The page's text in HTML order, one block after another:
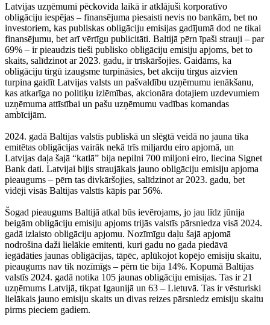
Latvijas uzņēmumi pēckovida laikā ir atklājuši korporatīvo
obligāciju iespējas – finansējuma piesaisti nevis no bankām, bet no
investoriem, kas publiskas obligāciju emisijas gadījumā dod ne tikai
finansējumu, bet arī vērtīgu publicitāti. Baltijā pērn īpaši strauji – par
69% – ir pieaudzis tieši publisko obligāciju emisiju apjoms, bet to
skaits, salīdzinot ar 2023. gadu, ir trīskāršojies. Gaidāms, ka
obligāciju tirgū izaugsme turpināsies, bet akciju tirgus aizvien
turpina gaidīt Latvijas valsts un pašvaldību uzņēmumu ienākšanu,
kas atkarīga no politiķu izlēmības, akcionāra dotajiem uzdevumiem
uzņēmuma attīstībai un pašu uzņēmumu vadības komandas
ambīcijām.
2024. gadā Baltijas valstīs publiskā un slēgtā veidā no jauna tika
emitētas obligācijas vairāk nekā trīs miljardu eiro apjomā, un
Latvijas daļa šajā “katlā” bija nepilni 700 miljoni eiro, liecina Signet
Bank dati. Latvijai bijis straujākais jauno obligāciju emisiju apjoma
pieaugums – pērn tas divkāršojies, salīdzinot ar 2023. gadu, bet
vidēji visās Baltijas valstīs kāpis par 56%.
Šogad pieaugums Baltijā atkal būs ievērojams, jo jau līdz jūnija
beigām obligāciju emisiju apjoms trijās valstīs pārsniedza visā 2024.
gadā izlaisto obligāciju apjomu. Nozīmīgu daļu šajā apjomā
nodrošina daži lielākie emitenti, kuri gadu no gada piedāvā
iegādāties jaunas obligācijas, tāpēc, aplūkojot kopējo emisiju skaitu,
pieaugums nav tik nozīmīgs – pērn tie bija 14%. Kopumā Baltijas
valstīs 2024. gadā notika 105 jaunas obligāciju emisijas. Tas ir 21
uzņēmums Latvijā, tikpat Igaunijā un 63 – Lietuvā. Tas ir vēsturiski
lielākais jauno emisiju skaits un divas reizes pārsniedz emisiju skaitu
pirms pieciem gadiem.